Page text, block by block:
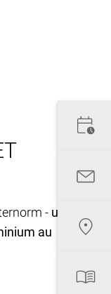
- une
au